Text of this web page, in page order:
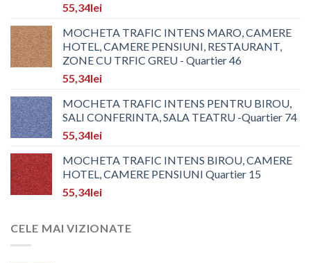
55,34lei
MOCHETA TRAFIC INTENS MARO, CAMERE
HOTEL, CAMERE PENSIUNI, RESTAURANT,
ZONE CU TRFIC GREU - Quartier 46
55,34lei
MOCHETA TRAFIC INTENS PENTRU BIROU,
SALI CONFERINTA, SALA TEATRU -Quartier 74
55,34lei
MOCHETA TRAFIC INTENS BIROU, CAMERE
HOTEL, CAMERE PENSIUNI Quartier 15
55,34lei
CELE MAI VIZIONATE